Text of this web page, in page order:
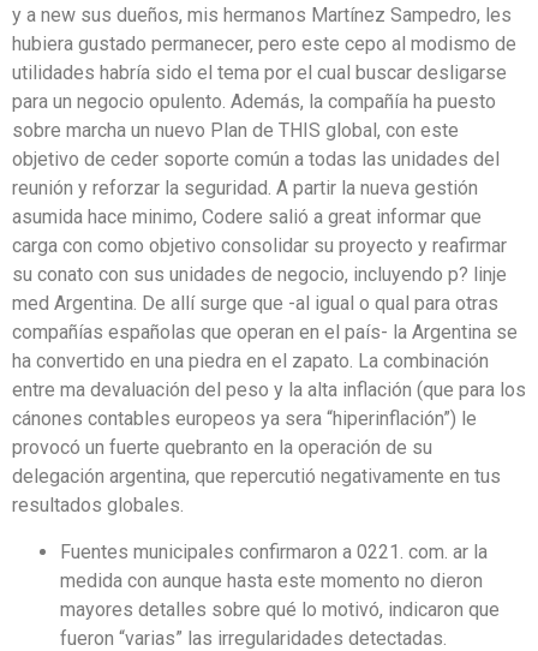
y a new sus dueños, mis hermanos Martínez Sampedro, les
hubiera gustado permanecer, pero este cepo al modismo de
utilidades habría sido el tema por el cual buscar desligarse
para un negocio opulento. Además, la compañía ha puesto
sobre marcha un nuevo Plan de THIS global, con este
objetivo de ceder soporte común a todas las unidades del
reunión y reforzar la seguridad. A partir la nueva gestión
asumida hace minimo, Codere salió a great informar que
carga con como objetivo consolidar su proyecto y reafirmar
su conato con sus unidades de negocio, incluyendo p? linje
med Argentina. De allí surge que -al igual o qual para otras
compañías españolas que operan en el país- la Argentina se
ha convertido en una piedra en el zapato. La combinación
entre ma devaluación del peso y la alta inflación (que para los
cánones contables europeos ya sera “hiperinflación”) le
provocó un fuerte quebranto en la operación de su
delegación argentina, que repercutió negativamente en tus
resultados globales.
Fuentes municipales confirmaron a 0221. com. ar la
medida con aunque hasta este momento no dieron
mayores detalles sobre qué lo motivó, indicaron que
fueron “varias” las irregularidades detectadas.